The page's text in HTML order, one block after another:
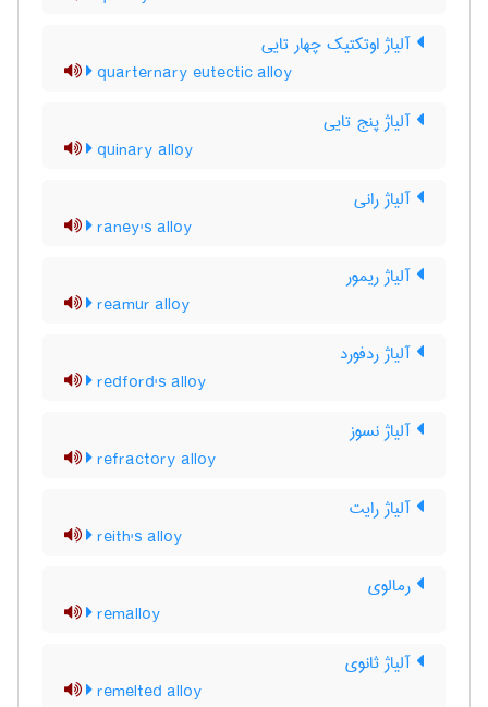
آلیاژ اوتکتیک چهار تایی
quarternary eutectic alloy
آلیاژ پنج تایی
quinary alloy
آلیاژ رانی
raney's alloy
آلیاژ ریمور
reamur alloy
آلیاژ ردفورد
redford's alloy
آلیاژ نسوز
refractory alloy
آلیاژ رایت
reith's alloy
رمالوی
remalloy
آلیاژ ثانوی
remelted alloy